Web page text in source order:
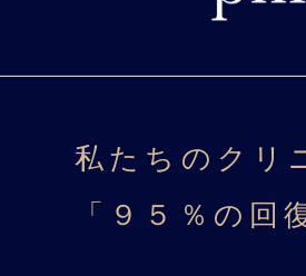
私たちのクリ
「９５％の回